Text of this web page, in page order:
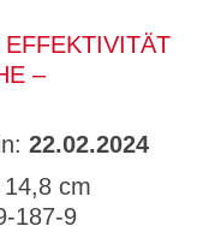
–
22.02.2024
cm
187-9